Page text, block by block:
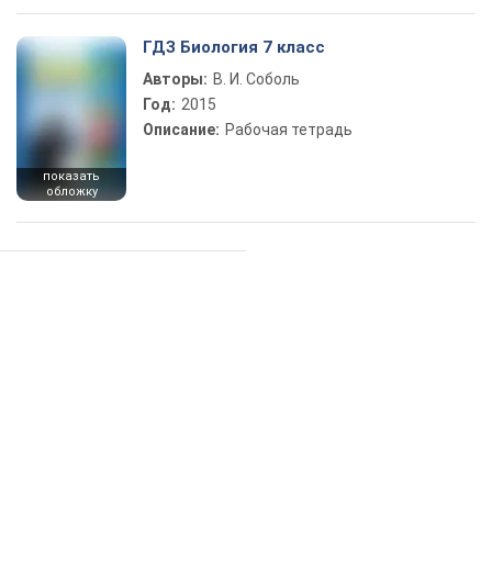
показать
обложку
ГДЗ Биология 7 класс
Авторы: В. И. Соболь
Год: 2015
Описание: Рабочая тетрадь